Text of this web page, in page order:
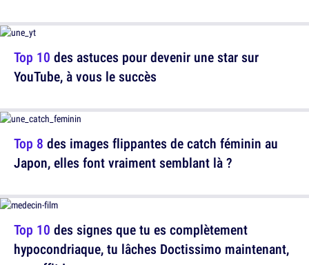
Top 8 des images flippantes de catch féminin au
Japon, elles font vraiment semblant là ?
Top 10 des astuces pour devenir une star sur
YouTube, à vous le succès
Top 10 des signes que tu es complètement
hypocondriaque, tu lâches Doctissimo maintenant,